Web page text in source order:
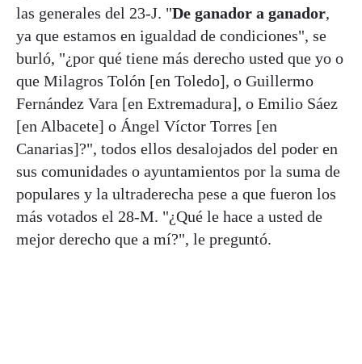
las generales del 23-J. "De ganador a ganador,
ya que estamos en igualdad de condiciones", se
burló, "¿por qué tiene más derecho usted que yo o
que Milagros Tolón [en Toledo], o Guillermo
Fernández Vara [en Extremadura], o Emilio Sáez
[en Albacete] o Ángel Víctor Torres [en
Canarias]?", todos ellos desalojados del poder en
sus comunidades o ayuntamientos por la suma de
populares y la ultraderecha pese a que fueron los
más votados el 28-M. "¿Qué le hace a usted de
mejor derecho que a mí?", le preguntó.